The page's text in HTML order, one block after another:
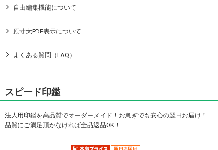
自由編集機能について
原寸大PDF表示について
よくある質問（FAQ）
スピード印鑑
法人用印鑑を高品質でオーダーメイド！お急ぎでも安心の翌日お届け！
品質にご満足頂かなければ全品返品OK！